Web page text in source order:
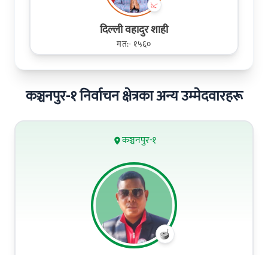
दिल्ली वहादुर शाही
मत:- १५६०
कञ्चनपुर-१ निर्वाचन क्षेत्रका अन्य उम्मेदवारहरू
कञ्चनपुर-१